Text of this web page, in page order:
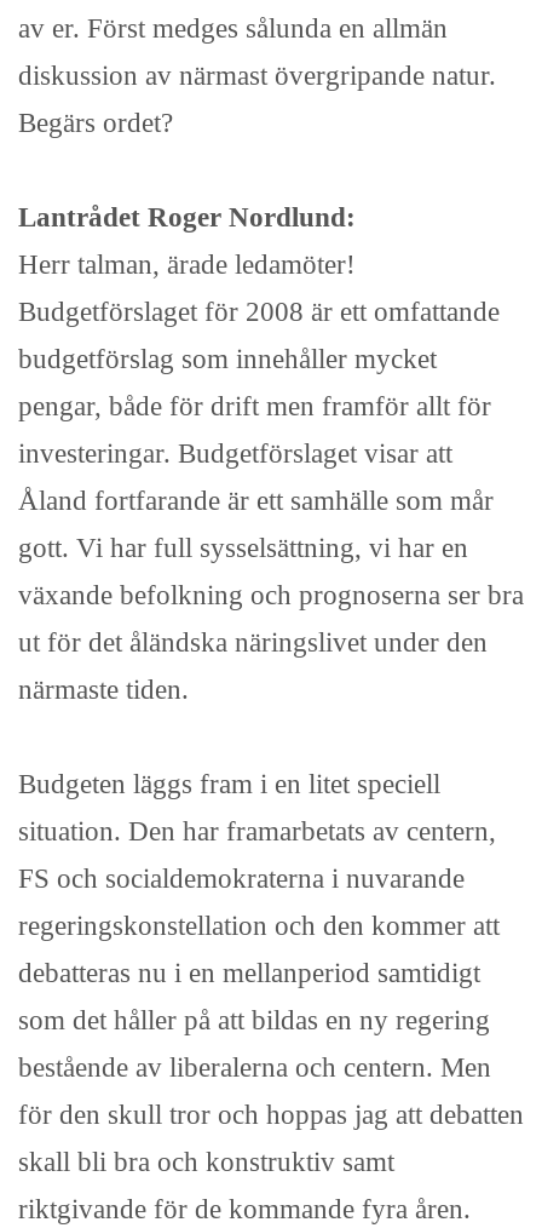
av er. Först medges sålunda en allmän
diskussion av närmast övergripande natur.
Begärs ordet?
Lantrådet Roger Nordlund:
Herr talman, ärade ledamöter!
Budgetförslaget för 2008 är ett omfattande
budgetförslag som innehåller mycket
pengar, både för drift men framför allt för
investeringar. Budgetförslaget visar att
Åland fortfarande är ett samhälle som mår
gott. Vi har full sysselsättning, vi har en
växande befolkning och prognoserna ser bra
ut för det åländska näringslivet under den
närmaste tiden.
Budgeten läggs fram i en litet speciell
situation. Den har framarbetats av centern,
FS och socialdemokraterna i nuvarande
regeringskonstellation och den kommer att
debatteras nu i en mellanperiod samtidigt
som det håller på att bildas en ny regering
bestående av liberalerna och centern. Men
för den skull tror och hoppas jag att debatten
skall bli bra och konstruktiv samt
riktgivande för de kommande fyra åren.